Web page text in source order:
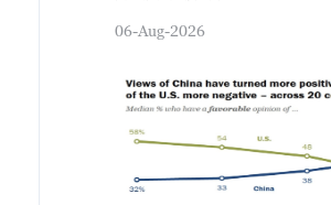
06-Aug-2026